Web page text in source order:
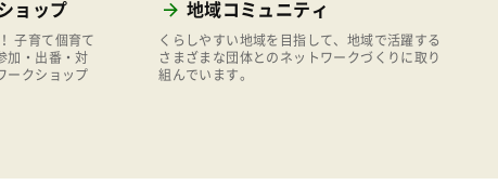
ョップ
子育て個育て
加・出番・対
ークショップ
地域コミュニティ
くらしやすい地域を目指して、地域で活躍する
さまざまな団体とのネットワークづくりに取り
組んでいます。